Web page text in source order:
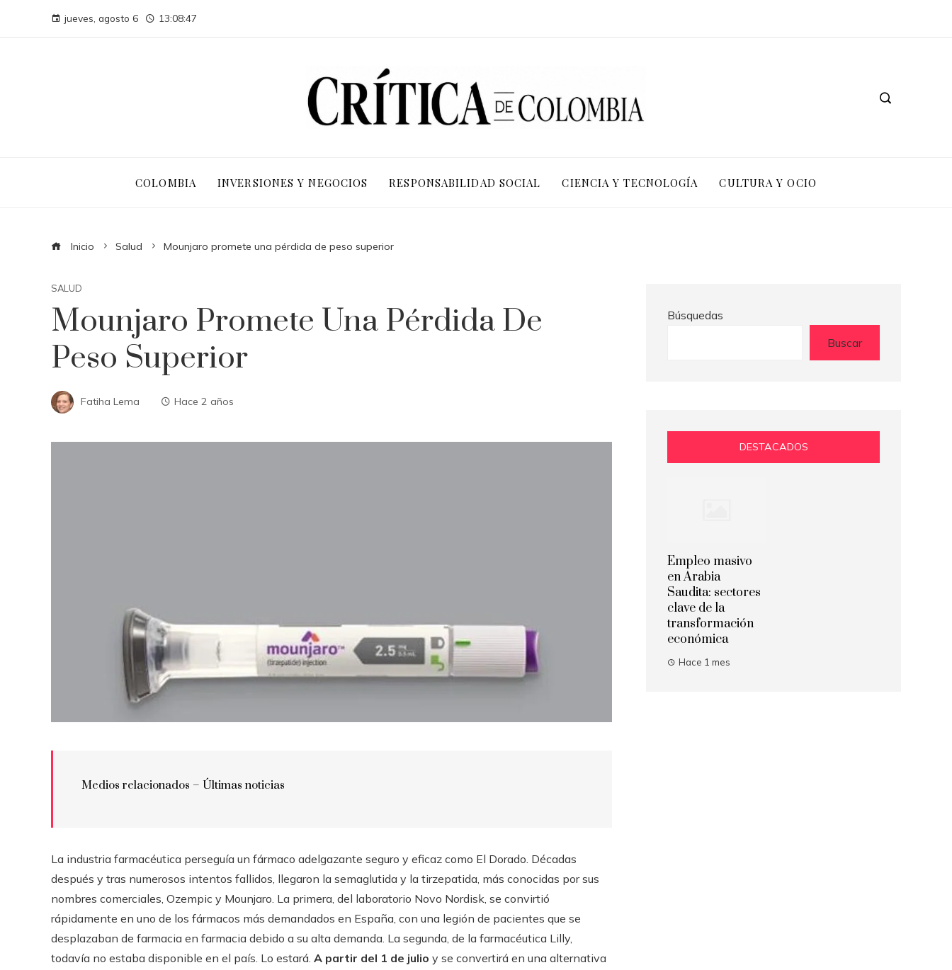
jueves, agosto 6 13:08:48
COLOMBIA INVERSIONES Y NEGOCIOS RESPONSABILIDAD SOCIAL CIENCIA Y TECNOLOGÍA CULTURA Y OCIO
Inicio Salud Mounjaro promete una pérdida de peso superior
SALUD
Mounjaro Promete Una Pérdida De
Peso Superior
Fatiha Lema Hace 2 años
Medios relacionados – Últimas noticias
La industria farmacéutica perseguía un fármaco adelgazante seguro y eficaz como El Dorado. Décadas
después y tras numerosos intentos fallidos, llegaron la semaglutida y la tirzepatida, más conocidas por sus
nombres comerciales, Ozempic y Mounjaro. La primera, del laboratorio Novo Nordisk, se convirtió
rápidamente en uno de los fármacos más demandados en España, con una legión de pacientes que se
desplazaban de farmacia en farmacia debido a su alta demanda. La segunda, de la farmacéutica Lilly,
todavía no estaba disponible en el país. Lo estará. A partir del 1 de julio y se convertirá en una alternativa
Búsquedas
Buscar
DESTACADOS
Empleo masivo
en Arabia
Saudita: sectores
clave de la
transformación
económica
Hace 1 mes